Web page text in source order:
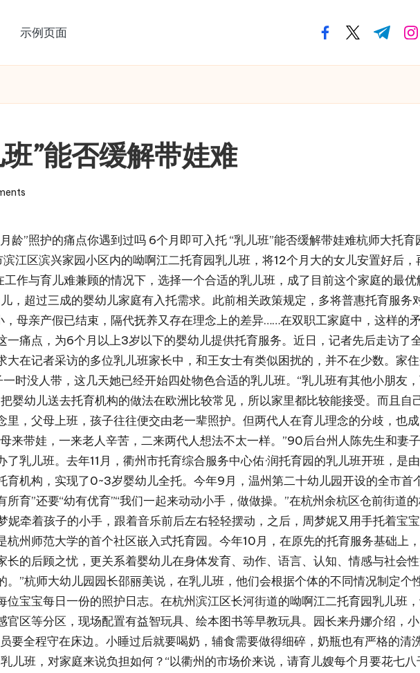
示例页面 facebook.com
twitter.com
t.me
”能否缓解带娃难
龄”照护的痛点你遇到过吗 6个月即可入托 “乳儿班”能否缓解带娃难杭师大托
江区滨兴家园小区内的呦啊江二托育园乳儿班，将12个月大的女儿安置好后
作与育儿难兼顾的情况下，选择一个合适的乳儿班，成了目前这个家庭的最
超过三成的婴幼儿家庭有入托需求。此前相关政策规定，多将普惠托育服务
母亲产假已结束，隔代抚养又存在理念上的差异……在双职工家庭中，这样的
痛点，为6个月以上3岁以下的婴幼儿提供托育服务。近日，记者先后走访了
在记者采访的多位乳儿班家长中，和王女士有类似困扰的，并不在少数。家
时没人带，这几天她已经开始四处物色合适的乳儿班。“乳儿班有其他小朋友
婴幼儿送去托育机构的做法在欧洲比较常见，所以家里都比较能接受。而且自
，父母上班，孩子往往便交由老一辈照护。但两代人在育儿理念的分歧，也
来带娃，一来老人辛苦，二来两代人想法不太一样。”90后台州人陈先生和妻
乳儿班。去年11月，衢州市托育综合服务中心佑·润托育园的乳儿班开班，是
机构，实现了0~3岁婴幼儿全托。今年9月，温州第二十幼儿园开设的全市首
育”还要“幼有优育”“我们一起来动动小手，做做操。”在杭州余杭区仓前街道
牵着孩子的小手，跟着音乐前后左右轻轻摆动，之后，周梦妮又用手托着宝
州师范大学的首个社区嵌入式托育园。今年10月，在原先的托育服务基础上
的后顾之忧，更关系着婴幼儿在身体发育、动作、语言、认知、情感与社会
”杭师大幼儿园园长邵丽美说，在乳儿班，他们会根据个体的不同情况制定个
宝宝每日一份的照护日志。在杭州滨江区长河街道的呦啊江二托育园乳儿班
区等分区，现场配置有益智玩具、绘本图书等早教玩具。园长来丹娜介绍，
要全程守在床边。小睡过后就要喝奶，辅食需要做得细碎，奶瓶也有严格的清
儿班，对家庭来说负担如何？“以衢州的市场价来说，请育儿嫂每个月要花七